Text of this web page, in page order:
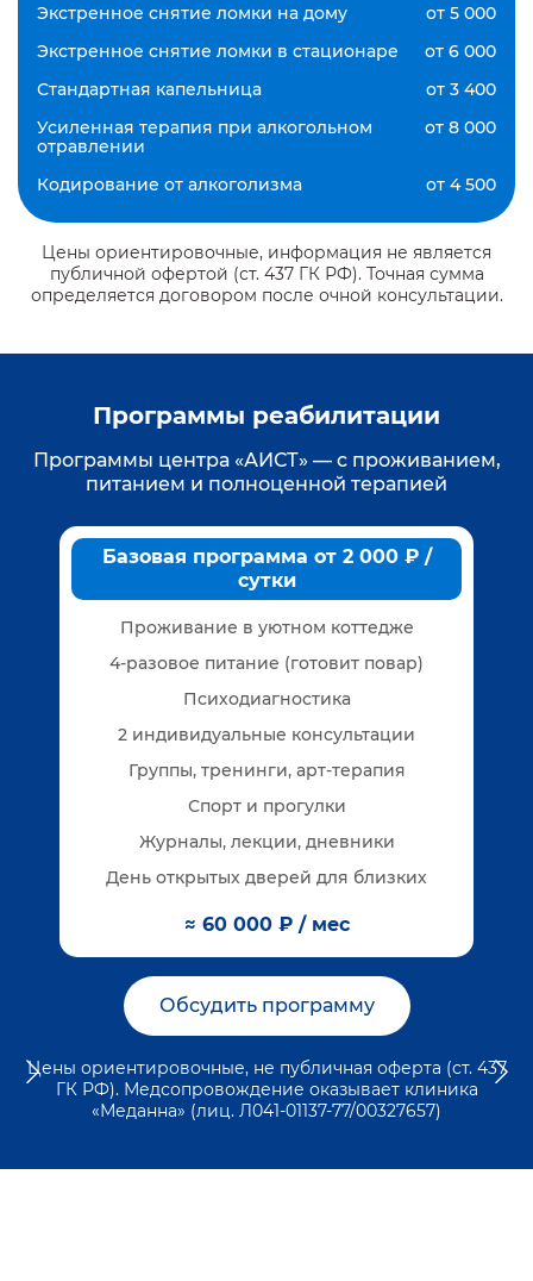
Экстренное снятие ломки на дому
от 5 000
Экстренное снятие ломки в стационаре
от 6 000
Стандартная капельница
от 3 400
Усиленная терапия при алкогольном
отравлении
от 8 000
Кодирование от алкоголизма от 4 500
Цены ориентировочные, информация не является
публичной офертой (ст. 437 ГК РФ). Точная сумма
определяется договором после очной консультации.
Программы реабилитации
Программы центра «АИСТ» — с проживанием,
питанием и полноценной терапией
Базовая программа от 2 000 ₽ /
сутки
Проживание в уютном коттедже
4-разовое питание (готовит повар)
Психодиагностика
2 индивидуальные консультации
Группы, тренинги, арт-терапия
Спорт и прогулки
Журналы, лекции, дневники
День открытых дверей для близких
≈ 60 000 ₽ / мес
Обсудить программу
Цены ориентировочные, не публичная оферта (ст. 437
ГК РФ). Медсопровождение оказывает клиника
«Меданна» (лиц. Л041-01137-77/00327657)